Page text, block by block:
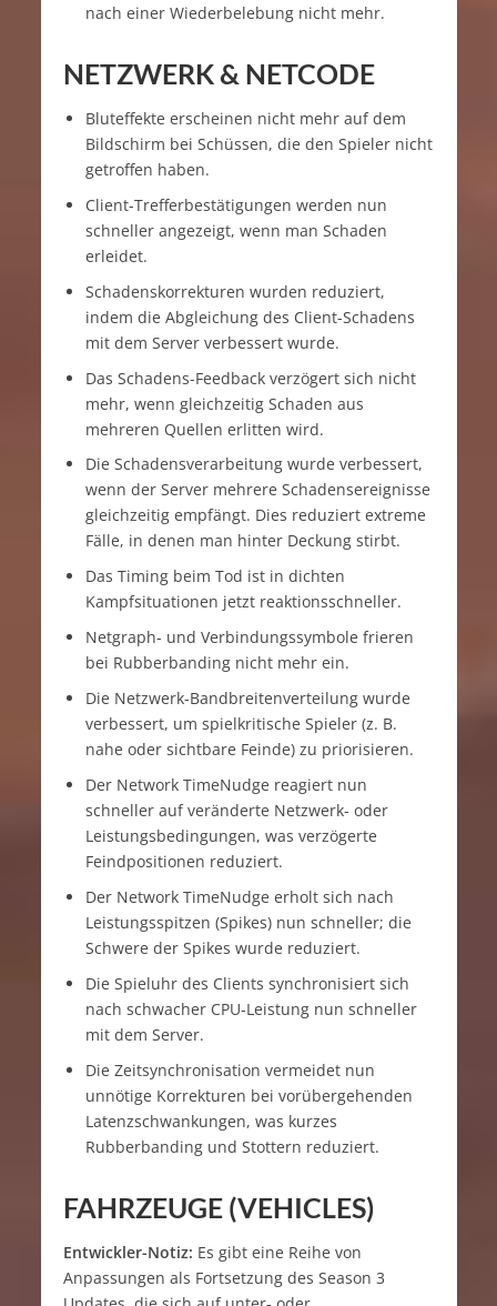
nach einer Wiederbelebung nicht mehr.
NETZWERK & NETCODE
Bluteffekte erscheinen nicht mehr auf dem
Bildschirm bei Schüssen, die den Spieler nicht
getroffen haben.
Client-Trefferbestätigungen werden nun
schneller angezeigt, wenn man Schaden
erleidet.
Schadenskorrekturen wurden reduziert,
indem die Abgleichung des Client-Schadens
mit dem Server verbessert wurde.
Das Schadens-Feedback verzögert sich nicht
mehr, wenn gleichzeitig Schaden aus
mehreren Quellen erlitten wird.
Die Schadensverarbeitung wurde verbessert,
wenn der Server mehrere Schadensereignisse
gleichzeitig empfängt. Dies reduziert extreme
Fälle, in denen man hinter Deckung stirbt.
Das Timing beim Tod ist in dichten
Kampfsituationen jetzt reaktionsschneller.
Netgraph- und Verbindungssymbole frieren
bei Rubberbanding nicht mehr ein.
Die Netzwerk-Bandbreitenverteilung wurde
verbessert, um spielkritische Spieler (z. B.
nahe oder sichtbare Feinde) zu priorisieren.
Der Network TimeNudge reagiert nun
schneller auf veränderte Netzwerk- oder
Leistungsbedingungen, was verzögerte
Feindpositionen reduziert.
Der Network TimeNudge erholt sich nach
Leistungsspitzen (Spikes) nun schneller; die
Schwere der Spikes wurde reduziert.
Die Spieluhr des Clients synchronisiert sich
nach schwacher CPU-Leistung nun schneller
mit dem Server.
Die Zeitsynchronisation vermeidet nun
unnötige Korrekturen bei vorübergehenden
Latenzschwankungen, was kurzes
Rubberbanding und Stottern reduziert.
FAHRZEUGE (VEHICLES)
Entwickler-Notiz: Es gibt eine Reihe von
Anpassungen als Fortsetzung des Season 3